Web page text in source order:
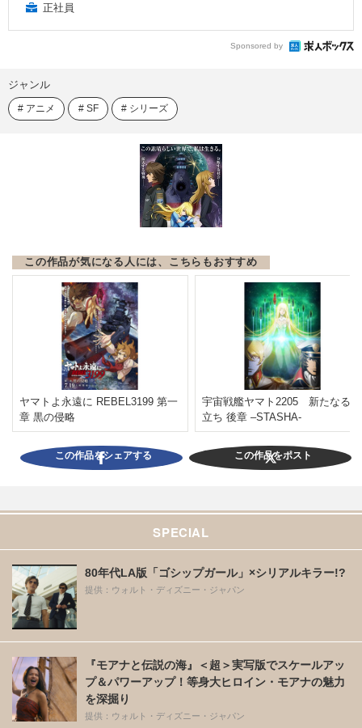
正社員
Sponsored by
ジャンル
アニメ SF シリーズ
この作品が気になる人には、こちらもおすすめ
ヤマトよ永遠に REBEL3199 第一
章 黒の侵略
宇宙戦艦ヤマト2205 新たなる旅
立ち 後章 –STASHA-
この作品をシェアする この作品をポスト
SPECIAL
80年代LA版「ゴシップガール」×シリアルキラー!?
提供：ウォルト・ディズニー・ジャパン
『モアナと伝説の海』＜超＞実写版でスケールアッ
プ＆パワーアップ！等身大ヒロイン・モアナの魅力
を深掘り
提供：ウォルト・ディズニー・ジャパン